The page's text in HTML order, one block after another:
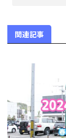
関連記事